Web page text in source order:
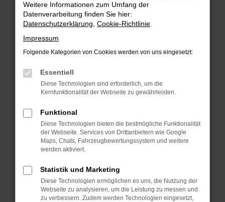
Überprüfe deine Firewall und deine
Internetverbindung.
Laden andere Webseiten, zum Beispiel deine
Suchmaschine?
Prüfe deine Browsererweiterungen.
Manche Erweiterungen, wie Werbeblocker,
können das Laden bestimmter Seiten
verhindern. Funktioniert die Seite in einem
Fenster?
Starte dein Gerät neu.
Das kann manchmal helfen, vorübergehende
Probleme zu beheben.
Betriebssystem auf dem neuesten Stand
sind.
Veraltete Software birgt nicht nur ein
Weitere Informationen zum Umfang der
Datenverarbeitung finden Sie hier:
Datenschutzerklärung Cookie-Richtlinie
Impressum
Folgende Kategorien von Cookies werden von uns eingesetzt:
Essentiell
Diese Technologien sind erforderlich, um die
Kernfunktionalität der Webseite zu gewährleisten.
Funktional
Diese Technologien bieten die bestmögliche Funktionalität
der Webseite. Services von Drittanbietern wie Google
Maps, Chats, Fahrzeugbewertungssystem und weitere
werden aktiviert.
Statistik und Marketing
Diese Technologien ermöglichen es uns, die Nutzung der
Webseite zu analysieren, um die Leistung zu messen und
zu verbessern. Zudem werden Technologien eingesetzt,